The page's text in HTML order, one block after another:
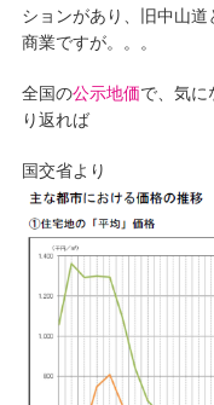
ションがあり、旧中山
商業ですが。。。
全国の公示地価で、気に
り返れば
国交省より